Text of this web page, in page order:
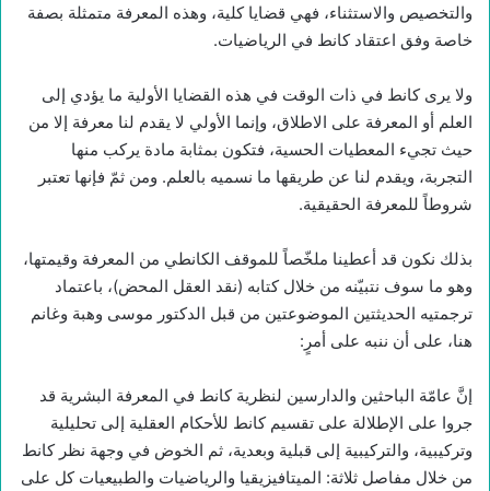
والتخصيص والاستثناء، فهي قضايا كلية، وهذه المعرفة متمثلة بصفة
خاصة وفق اعتقاد كانط في الرياضيات.
ولا يرى كانط في ذات الوقت في هذه القضايا الأولية ما يؤدي إلى
العلم أو المعرفة على الاطلاق، وإنما الأولي لا يقدم لنا معرفة إلا من
حيث تجيء المعطيات الحسية، فتكون بمثابة مادة يركب منها
التجربة، ويقدم لنا عن طريقها ما نسميه بالعلم. ومن ثمّ فإنها تعتبر
شروطاً للمعرفة الحقيقية.
بذلك نكون قد أعطينا ملخّصاً للموقف الكانطي من المعرفة وقيمتها،
وهو ما سوف نتبيّنه من خلال كتابه (نقد العقل المحض)، باعتماد
ترجمتيه الحديثتين الموضوعتين من قبل الدكتور موسى وهبة وغانم
هنا، على أن ننبه على أمرٍ:
إنَّ عامّة الباحثين والدارسين لنظرية كانط في المعرفة البشرية قد
جروا على الإطلالة على تقسيم كانط للأحكام العقلية إلى تحليلية
وتركيبية، والتركيبية إلى قبلية وبعدية، ثم الخوض في وجهة نظر كانط
من خلال مفاصل ثلاثة: الميتافيزيقيا والرياضيات والطبيعيات كل على